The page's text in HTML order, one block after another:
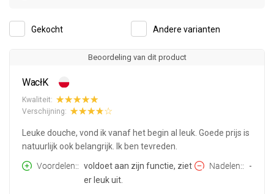
Gekocht Andere varianten
Beoordeling van dit product
WacłK
Kwaliteit:
Verschijning:
Leuke douche, vond ik vanaf het begin al leuk. Goede prijs is
natuurlijk ook belangrijk. Ik ben tevreden.
Voordelen:
voldoet aan zijn functie, ziet
er leuk uit.
Nadelen: -